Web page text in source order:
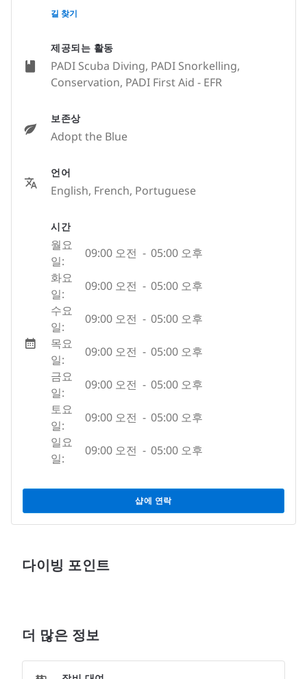
제공되는 활동
PADI Scuba Diving, PADI Snorkelling,
Conservation, PADI First Aid - EFR
보존상
Adopt the Blue
언어
English, French, Portuguese
시간
월요
일:
09:00 오전 - 05:00 오후
화요
일:
09:00 오전 - 05:00 오후
수요
일:
09:00 오전 - 05:00 오후
목요
일:
09:00 오전 - 05:00 오후
금요
일:
09:00 오전 - 05:00 오후
토요
일:
09:00 오전 - 05:00 오후
일요
일:
09:00 오전 - 05:00 오후
샵에 연락
None
길 찾기
다이빙 포인트
더 많은 정보